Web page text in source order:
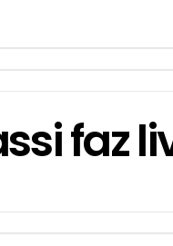
faz